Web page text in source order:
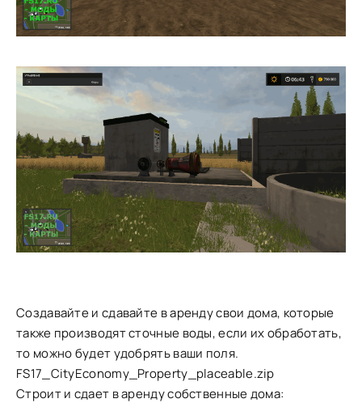
Создавайте и сдавайте в аренду свои дома, которые
также производят сточные воды, если их обработать,
то можно будет удобрять ваши поля.
FS17_CityEconomy_Property_placeable.zip
Строит и сдает в аренду собственные дома: